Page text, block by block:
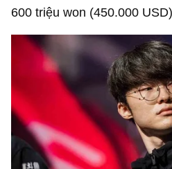
600 triệu won (450.000 USD